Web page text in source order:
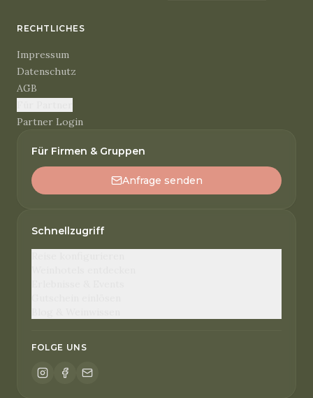
RECHTLICHES
Impressum
Datenschutz
AGB
Partner Login
Für Firmen & Gruppen
Anfrage senden
Schnellzugriff
FOLGE UNS